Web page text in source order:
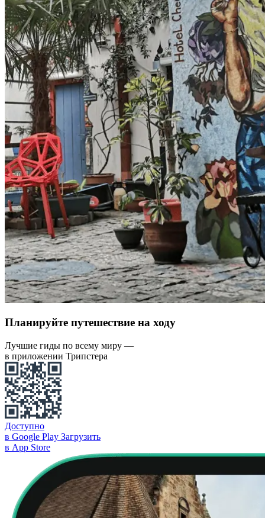
Планируйте путешествие на ходу
Лучшие гиды по всему миру —
в приложении Трипстера
Доступно
в Google Play Загрузить
в App Store